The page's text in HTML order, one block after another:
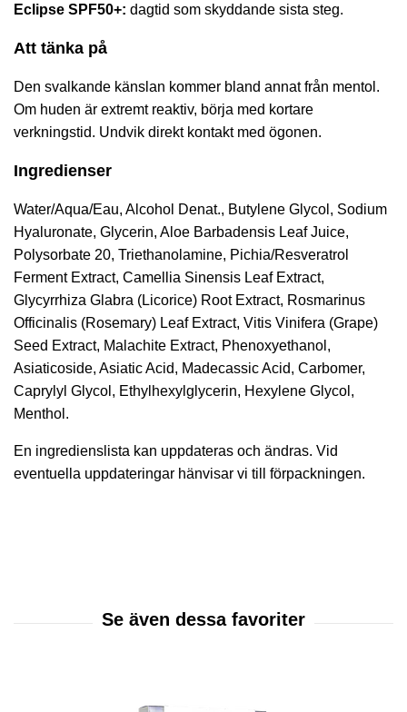
Eclipse SPF50+: dagtid som skyddande sista steg.
Att tänka på
Den svalkande känslan kommer bland annat från mentol.
Om huden är extremt reaktiv, börja med kortare
verkningstid. Undvik direkt kontakt med ögonen.
Ingredienser
Water/Aqua/Eau, Alcohol Denat., Butylene Glycol, Sodium
Hyaluronate, Glycerin, Aloe Barbadensis Leaf Juice,
Polysorbate 20, Triethanolamine, Pichia/Resveratrol
Ferment Extract, Camellia Sinensis Leaf Extract,
Glycyrrhiza Glabra (Licorice) Root Extract, Rosmarinus
Officinalis (Rosemary) Leaf Extract, Vitis Vinifera (Grape)
Seed Extract, Malachite Extract, Phenoxyethanol,
Asiaticoside, Asiatic Acid, Madecassic Acid, Carbomer,
Caprylyl Glycol, Ethylhexylglycerin, Hexylene Glycol,
Menthol.
En ingredienslista kan uppdateras och ändras. Vid
eventuella uppdateringar hänvisar vi till förpackningen.